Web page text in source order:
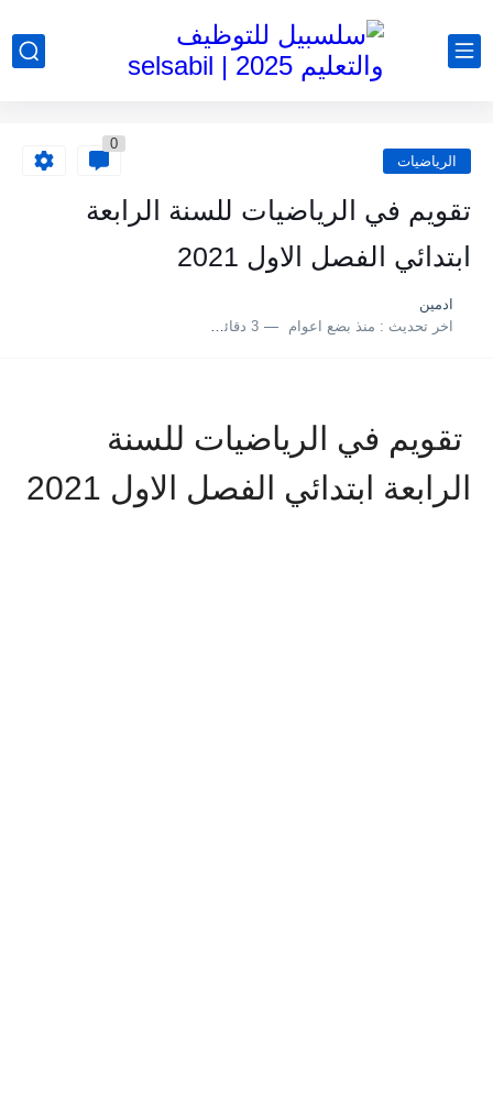
الرياضيات
0
تقويم في الرياضيات للسنة الرابعة
ابتدائي الفصل الاول 2021
ادمين
اخر تحديث : منذ بضع اعوام 3 دقائق للقراءة
تقويم في الرياضيات للسنة
الرابعة ابتدائي الفصل الاول 2021